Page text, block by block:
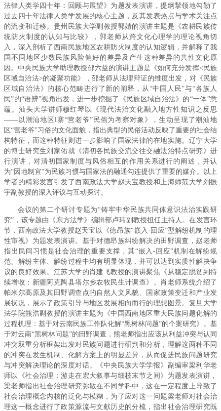
法律人类学四十年：回顾与展望》为题发表演讲，提纲挈领地勾勒了
过去四十年法律人类学发展的核心主题，及其发表热点与学术关注点
的流变和迁移。贵州民族大学副教授郭婧的演讲主题是《农耕民族传
统防火制度的认知与比较》，郭老师从跨文化心理学的理论视角切
入，深入剖析了西南民族地区农耕防火制度的认知逻辑，并解释了我
国不同地区少数民族风险偏好的差异及产生这种差异的共性文化原
因。中央民族大学助理教授邵六益的演讲主题是《如何充分发挥<民族
区域自治法>的凝聚功能》，邵老师从法理辩证的维度出发，对《民族
区域自治法》的核心范畴进行了新的阐释，从“中国人民”与“各族人
民”的“语辨”视角出发，进一步挖掘了《民族区域自治法》的“一体”意
蕴。汕头大学讲师穆红琴以《现代法治文化融入地方性知识之反思
——以潮汕地区l寨“营老爷”民俗为考察对象》，生动呈现了潮汕地
区“营老爷”习俗的文化面貌，指出典型的民俗活动反映了重要的社会结
构特征，而这种特征则进一步影响了国家法律的在地实施。辽宁大学
的博士研究生刘家佑就《清初各民族交流交往交融法治特点研究》进
行演讲，对清初国家制度与风俗相互的作用关系进行的阐述，并认
为“因地制宜”为民族习惯与国家法的融通勾连提供了重要的媒介。以上
学者的精彩发言引发了西南政法大学赵天宝教授和上海师范大学刘振
宇副教授的深入评议与互动探讨。
会议的第二个研讨专题为“铸牢中华民族共同体意识法治实践研
究”，该专题由《东方法学》编辑部卢玮副教授担任主持人。在发言环
节，西南政法大学教授赵天宝以《德昂族“嵌入-回应”型解纷机制的理
性审视》为题发表演讲。基于对德昂族纠纷解决的田野调查，赵老师
指出民间习惯是社会治理的重要支撑，其“嵌入-回应”机制在解纷规
范、解纷主体、解纷过程中均有明显体现，并可以达到实质性解决争
议的良好效果。江苏大学的肖建飞教授的演讲聚焦《从稳定脱贫到持
续增收：新疆阿克陶县塔尔乡农牧民生计调查》。肖老师系统介绍了
帕米尔高原及其田野调查点的自然人文风貌、国家政策变迁和产业发
展状况，展示了政策引导与地区发展相向而行的理想图景。复旦大学
法学院熊浩副教授的演讲主题为《中国西南地区重大民族问题化解的
过程机理：基于对云南民族工作队化解“黑树林问题”的个案研究》。基
于对云南“黑树林问题”的田野调查，熊老师指出应该从利益冲突与认同
冲突双重分析框架出发对民族问题进行研判和分析，理解这两种不同
的冲突在发生机制、化解方案上的明显差异，从而促进民族问题研究
与冲突解决理论的深度对话。《中央民族大学学报》副编审梁利华老
师以《社会治理：游走在宏大叙事与细枝末节之间》为题发表演讲，
梁老师指出社会治理研究弥散在不同学科中，这在一定程度上导致了
社会治理概念内核的泛化与模糊，为了应对这一问题梁老师对社会治
理这一概念进行了政策源流与文献历史的分梳，指出社会治理研究既